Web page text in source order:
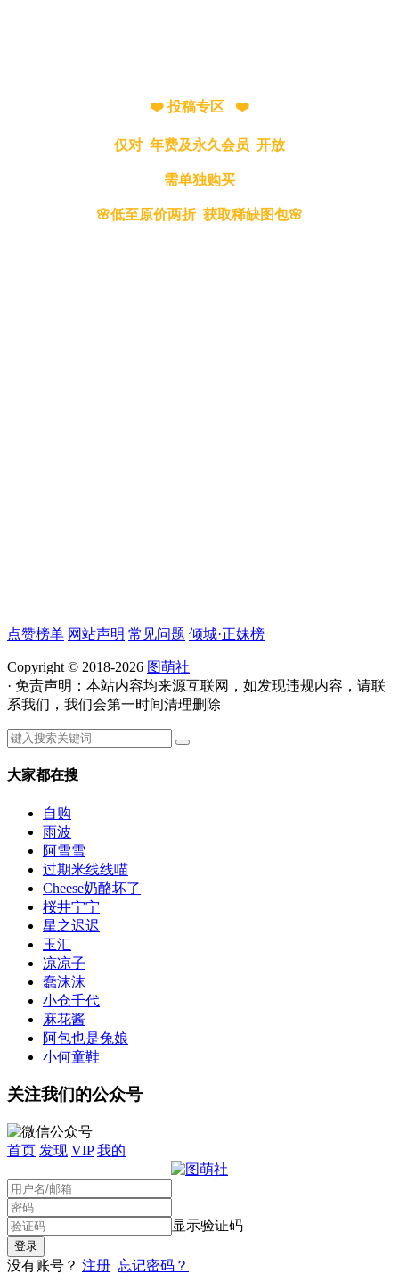
❤️ 投稿专区 ❤️
仅对 年费及永久会员 开放
需单独购买
🌸低至原价两折 获取稀缺图包🌸
点赞榜单 网站声明 常见问题 倾城·正妹榜
Copyright © 2018-2026 图萌社
· 免责声明：本站内容均来源互联网，如发现违规内容，请联
系我们，我们会第一时间清理删除
大家都在搜
自购
雨波
阿雪雪
过期米线线喵
Cheese奶酪坏了
桜井宁宁
星之迟迟
玉汇
凉凉子
蠢沫沫
小仓千代
麻花酱
阿包也是兔娘
小何童鞋
关注我们的公众号
首页 发现 VIP 我的
显示验证码
没有账号？ 注册 忘记密码？